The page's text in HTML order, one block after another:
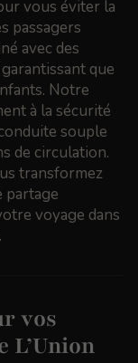
vous éviter la
passagers
avec des
que
Notre
à la sécurité
souple
de circulation.
transformez
partage
voyage dans
vos
L’Union